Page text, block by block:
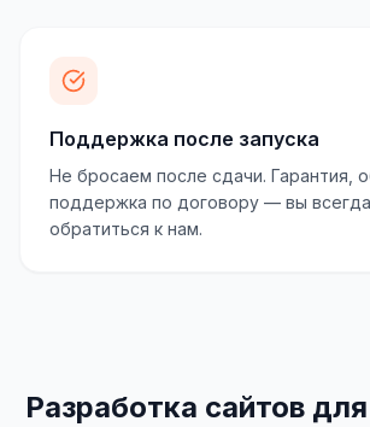
Поддержка после запуска
Не бросаем после сдачи. Гарантия,
поддержка по договору — вы
обратиться к нам.
Разработка сайтов